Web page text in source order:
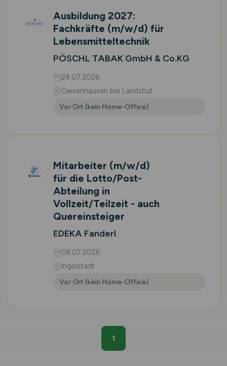
Ausbildung 2027:
Fachkräfte (m/w/d) für
Lebensmitteltechnik
PÖSCHL TABAK GmbH & Co.KG
24.07.2026
Geisenhausen bei Landshut
Vor Ort (kein Home-Office)
Mitarbeiter (m/w/d)
für die Lotto/Post-
Abteilung in
Vollzeit/Teilzeit - auch
Quereinsteiger
EDEKA Fanderl
06.07.2026
Ingolstadt
Vor Ort (kein Home-Office)
1